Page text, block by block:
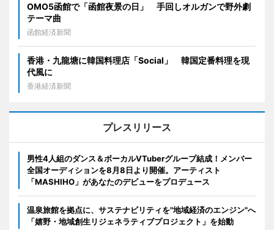
OMO5函館で「函館夜景の日」 手回しオルガンで野外劇
テーマ曲
函館経済新聞
香港・九龍塘に韓国料理店「Social」 韓国定番料理を現
代風に
香港経済新聞
プレスリリース
男性4人組のダンス＆ボーカルVTuberグループ結成！メンバー
全国オーディションを8月8日より開催。アーティスト
「MASHIHO」があなたのデビューをプロデュース
温泉旅館を拠点に、サステナビリティを"地域経済のエンジン"へ
「嬉野・地域創生リジェネラティブプロジェクト」を始動